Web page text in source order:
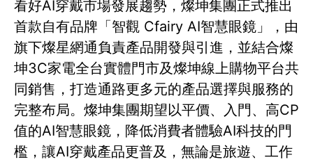
看好AI穿戴市場發展趨勢，燦坤集團正式推出
首款自有品牌「智觀 Cfairy AI智慧眼鏡」，由
旗下燦星網通負責產品開發與引進，並結合燦
坤3C家電全台實體門市及燦坤線上購物平台共
同銷售，打造通路更多元的產品選擇與服務的
完整布局。燦坤集團期望以平價、入門、高CP
值的AI智慧眼鏡，降低消費者體驗AI科技的門
檻，讓AI穿戴產品更普及，無論是旅遊、工作